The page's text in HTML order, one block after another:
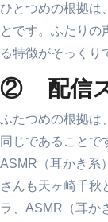
ひとつめの根拠は
とです。ふたりの
る特徴がそっくり
② 配信ス
ふたつめの根拠は
同じであることで
ASMR（耳かき系
さんも天ヶ崎千秋
ラ、ASMR（耳か